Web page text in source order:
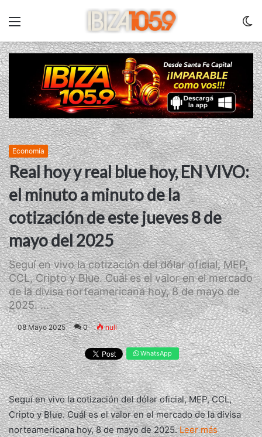
Economía
Real hoy y real blue hoy, EN VIVO:
el minuto a minuto de la
cotización de este jueves 8 de
mayo del 2025
Seguí en vivo la cotización del dólar oficial, MEP,
CCL, Cripto y Blue. Cuál es el valor en el mercado
de la divisa norteamericana hoy, 8 de mayo de
2025. ...
08 Mayo 2025 0 null
WhatsApp
Seguí en vivo la cotización del dólar oficial, MEP, CCL,
Cripto y Blue. Cuál es el valor en el mercado de la divisa
norteamericana hoy, 8 de mayo de 2025.Leer más